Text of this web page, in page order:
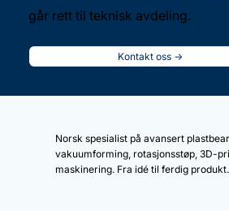
går rett til teknisk avdeling.
Kontakt oss ->
Norsk spesialist på avansert
vakuumforming, rotasjonsstøp, 3D-
maskinering. Fra idé til ferdig produkt.